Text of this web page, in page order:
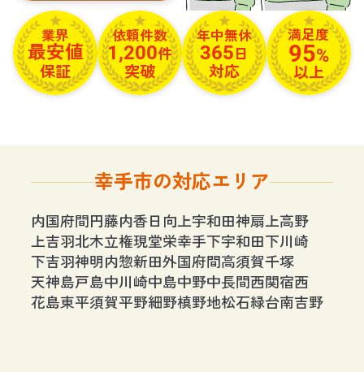
業界
最安値
保証
依頼件数
1,200件
突破
年中無休
365 日
対応
満足度
95%
以上
幸手市の対応エリア
内国府間 円藤内香日向上宇和田神扇上高野
上吉羽北木立権現堂栄幸手下宇和田下川崎
下吉羽神明内惣新田外国府間高須賀千塚
天神島戸島中川崎中島中野中長間西関宿西
花島東平須賀平野細野槙野地松石緑台南吉野